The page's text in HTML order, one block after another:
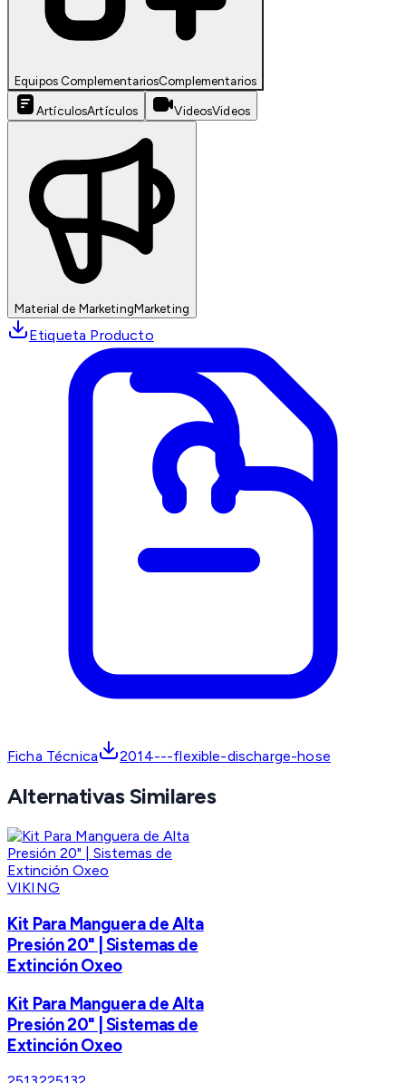
Equipos ComplementariosComplementarios
ArtículosArtículos VideosVideos
Material de MarketingMarketing
Etiqueta Producto
Ficha Técnica 2014---flexible-discharge-hose
Alternativas Similares
VIKING
Kit Para Manguera de Alta
Presión 20" | Sistemas de
Extinción Oxeo
Kit Para Manguera de Alta
Presión 20" | Sistemas de
Extinción Oxeo